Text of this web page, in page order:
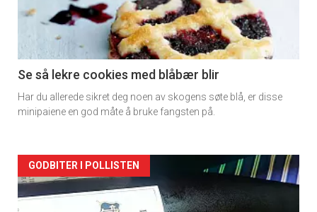
-
section
11
Se så lekre cookies med blåbær blir
Har du allerede sikret deg noen av skogens søte blå, er disse
minipaiene en god måte å bruke fangsten på.
Artikler
detail
GODBITER I POLLISTEN